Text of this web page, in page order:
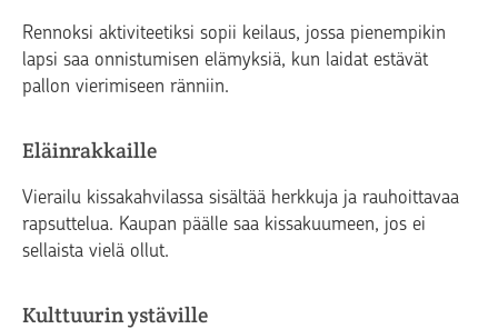
Rennoksi aktiviteetiksi sopii keilaus, jossa pienempikin
lapsi saa onnistumisen elämyksiä, kun laidat estävät
pallon vierimiseen ränniin.
Eläinrakkaille
Vierailu kissakahvilassa sisältää herkkuja ja rauhoittavaa
rapsuttelua. Kaupan päälle saa kissakuumeen, jos ei
sellaista vielä ollut.
Kulttuurin ystäville